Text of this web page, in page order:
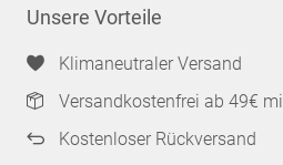
Unsere Vorteile
Klimaneutraler Versand
Versandkostenfrei ab 49€
Kostenloser Rückversand